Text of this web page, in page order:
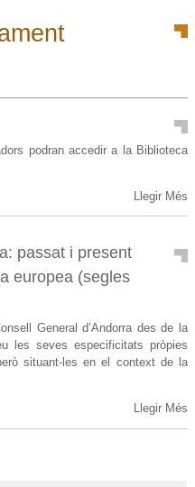
podran accedir a la Biblioteca
Llegir Més
passat i present
europea (segles
General d’Andorra des de la
les seves especificitats pròpies
situant-les en el context de la
Llegir Més